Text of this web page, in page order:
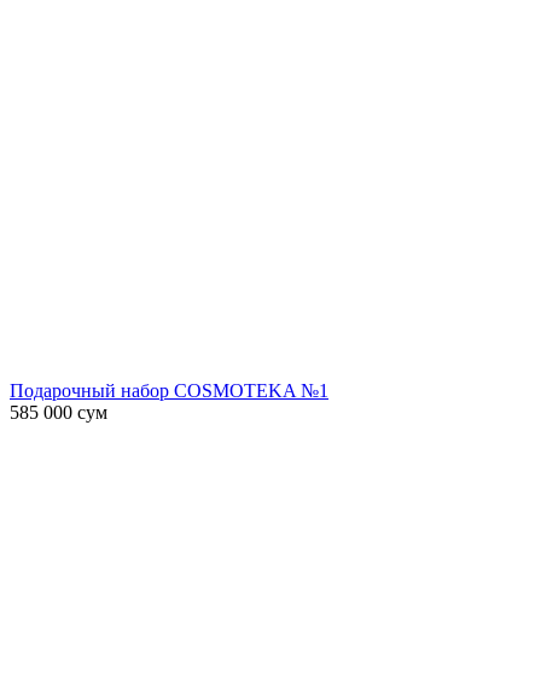
Подарочный набор COSMOTEKA №1
585 000 сум